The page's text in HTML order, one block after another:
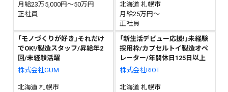
月給23万5,000円～50万円
正社員
北海道 札幌市
月給25万円～
正社員
「モノづくりが好き」それだけ
でOK!/製造スタッフ/昇給年2
回/未経験活躍
株式会社GUM
北海道 札幌市
「新生活デビュー応援!」未経験
採用枠/カプセルトイ製造オペ
レーター/年間休日125日以上
株式会社RIOT
北海道 札幌市